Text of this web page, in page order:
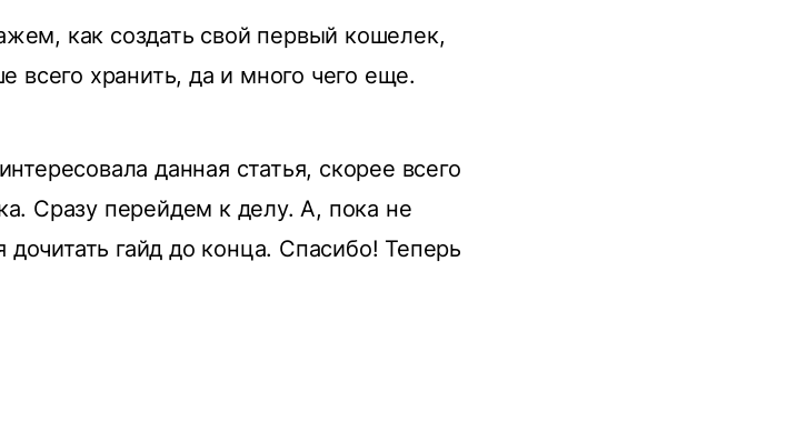
как создать свой первый кошелек,
всего хранить, да и много чего еще.
данная статья, скорее всего
Сразу перейдем к делу. А, пока не
гайд до конца. Спасибо! Теперь